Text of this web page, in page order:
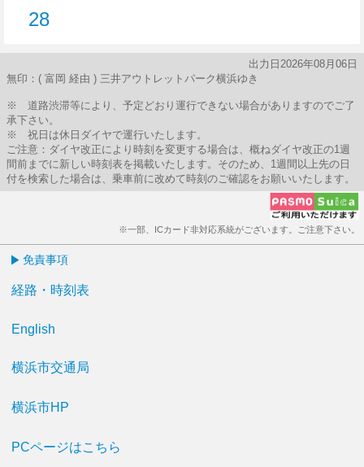
28
出力日2026年08月06日
無印：( 富岡 経由 ) 三井アウトレットパーク横浜ゆき
※ 道路渋滞等により、予定どおり運行できない場合がありますのでご了
承下さい。
※ 祝日は休日ダイヤで運行いたします。
ご注意：ダイヤ改正により時刻を変更する場合は、概ねダイヤ改正の1週
間前までに新しい時刻表を掲載いたします。そのため、1週間以上先の日
付を検索した場合は、乗車前に改めて時刻のご確認をお願いいたします。
※一部、ICカード非対応系統がございます。ご注意下さい。
免責事項
経路・時刻表
English
横浜市交通局
横浜市HP
PCページはこちら